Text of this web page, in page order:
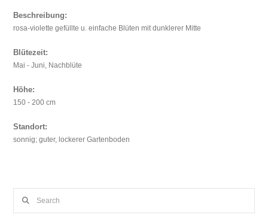
Beschreibung:
rosa-violette gefüllte u. einfache Blüten mit dunklerer Mitte
Blütezeit:
Mai - Juni, Nachblüte
Höhe:
150 - 200 cm
Standort:
sonnig; guter, lockerer Gartenboden